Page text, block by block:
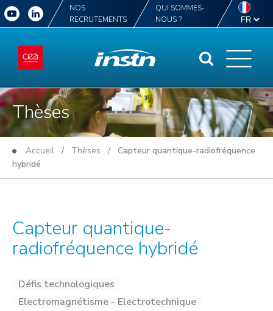
NOS
RECRUTEMENTS
QUI SOMMES-
NOUS ?
Thèses
Accueil / Thèses / Capteur quantique-radiofréquence
hybridé
Capteur quantique-
radiofréquence hybridé
Défis technologiques
Electromagnétisme - Electrotechnique